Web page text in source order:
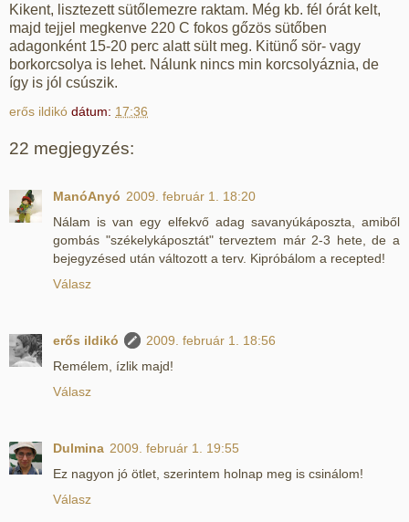
Kikent, lisztezett sütőlemezre raktam. Még kb. fél órát kelt,
majd tejjel megkenve 220 C fokos gőzös sütőben
adagonként 15-20 perc alatt sült meg. Kitünő sör- vagy
borkorcsolya is lehet. Nálunk nincs min korcsolyáznia, de
így is jól csúszik.
erős ildikó dátum: 17:36
22 megjegyzés:
ManóAnyó 2009. február 1. 18:20
Nálam is van egy elfekvő adag savanyúkáposzta, amiből
gombás "székelykáposztát" terveztem már 2-3 hete, de a
bejegyzésed után változott a terv. Kipróbálom a recepted!
Válasz
erős ildikó
2009. február 1. 18:56
Remélem, ízlik majd!
Válasz
Dulmina 2009. február 1. 19:55
Ez nagyon jó ötlet, szerintem holnap meg is csinálom!
Válasz